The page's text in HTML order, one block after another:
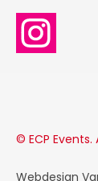
© ECP
Webdesign